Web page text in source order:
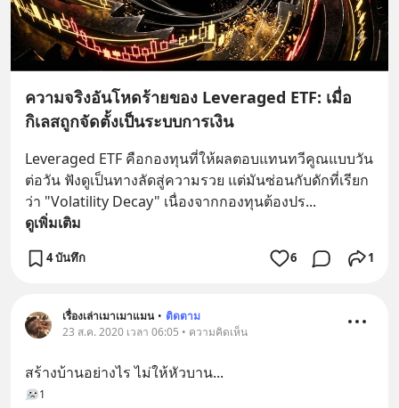
ความจริงอันโหดร้ายของ Leveraged ETF: เมื่อ
กิเลสถูกจัดตั้งเป็นระบบการเงิน
Leveraged ETF คือกองทุนที่ให้ผลตอบแทนทวีคูณแบบวัน
ต่อวัน ฟังดูเป็นทางลัดสู่ความรวย แต่มันซ่อนกับดักที่เรียก
ว่า "Volatility Decay" เนื่องจากกองทุนต้องปร...
ดูเพิ่มเติม
4 บันทึก 6 1
เรื่องเล่าเมาเมาแมน • ติดตาม
23 ส.ค. 2020 เวลา 06:05 • ความคิดเห็น
สร้างบ้านอย่างไร ไม่ให้หัวบาน...
1